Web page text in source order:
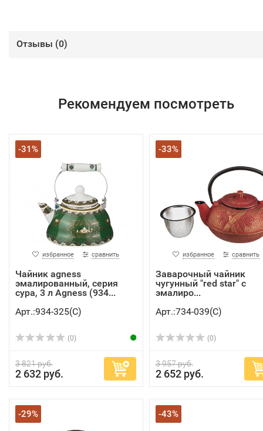
Отзывы (0)
Рекомендуем посмотреть
-31%
избранное сравнить
Чайник agness
эмалированный, серия
сура, 3 л Agness (934...
Арт.:934-325(C)
(0)
3 821 руб.
2 632 руб.
-33%
избранное сравнить
Заварочный чайник
чугунный "red star" с
эмалиро...
Арт.:734-039(C)
(0)
3 957 руб.
2 652 руб.
-29% -43%